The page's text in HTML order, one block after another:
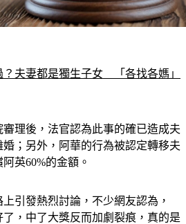
夫妻都是獨生子女　「各找各媽」
理後，法官認為此事的確已造成夫
；另外，阿華的行為被認定轉移夫
英60%的金額。
引發熱烈討論，不少網友認為，
了，中了大獎反而加劇裂痕，真的是